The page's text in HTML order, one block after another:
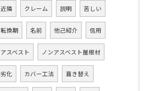
近隣 クレーム 説明 苦しい
転換期 名前 他己紹介 信用
アスベスト ノンアスベスト屋根材
劣化 カバー工法 葺き替え